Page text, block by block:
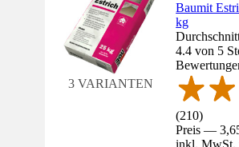
3 VARIANTEN
Baumit
kg
4.4 von 5
(210)
Preis —
inkl. MwSt.